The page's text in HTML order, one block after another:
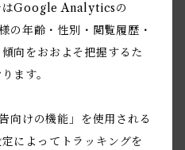
はGoogle Analyticsの
年齢・性別・閲覧履歴・
向をおおよそ把握するた
ます。
けの機能」を使用される
によってトラッキングを